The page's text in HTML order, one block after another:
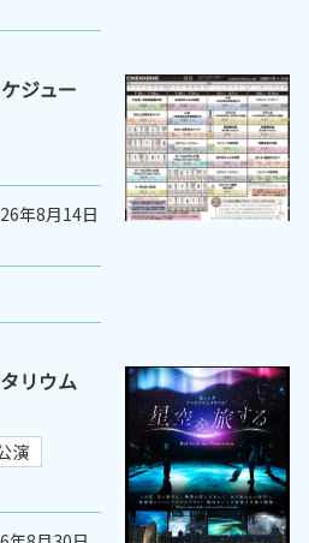
ジュー
年8月14日
リウム
演